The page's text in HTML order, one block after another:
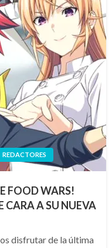
REDACTORES
FOOD WARS!
CARA A SU NUEVA
disfrutar de la última